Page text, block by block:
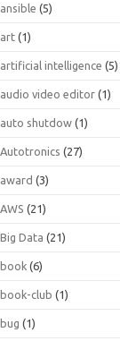
ansible (5)
art (1)
artificial intelligence (5)
audio video editor (1)
auto shutdow (1)
Autotronics (27)
award (3)
AWS (21)
Big Data (21)
book (6)
book-club (1)
bug (1)